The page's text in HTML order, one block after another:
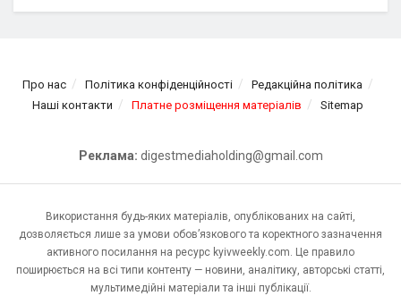
Про нас Політика конфіденційності
Редакційна політика
Наші контакти
Платне розміщення матеріалів Sitemap
Реклама: digestmediaholding@gmail.com
Використання будь-яких матеріалів, опублікованих на сайті,
дозволяється лише за умови обов’язкового та коректного зазначення
активного посилання на ресурс kyivweekly.com. Це правило
поширюється на всі типи контенту — новини, аналітику, авторські статті,
мультимедійні матеріали та інші публікації.